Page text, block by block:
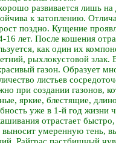
развивается лишь
к затоплению.
поздно. Кущение
16 лет. После кошения
как один их
рыхлокустовой злак.
газон. Образует
листьев
при создании газонов,
яркие, блестящие,
уже в 1-й год жизни
отрастает
умеренную тень,